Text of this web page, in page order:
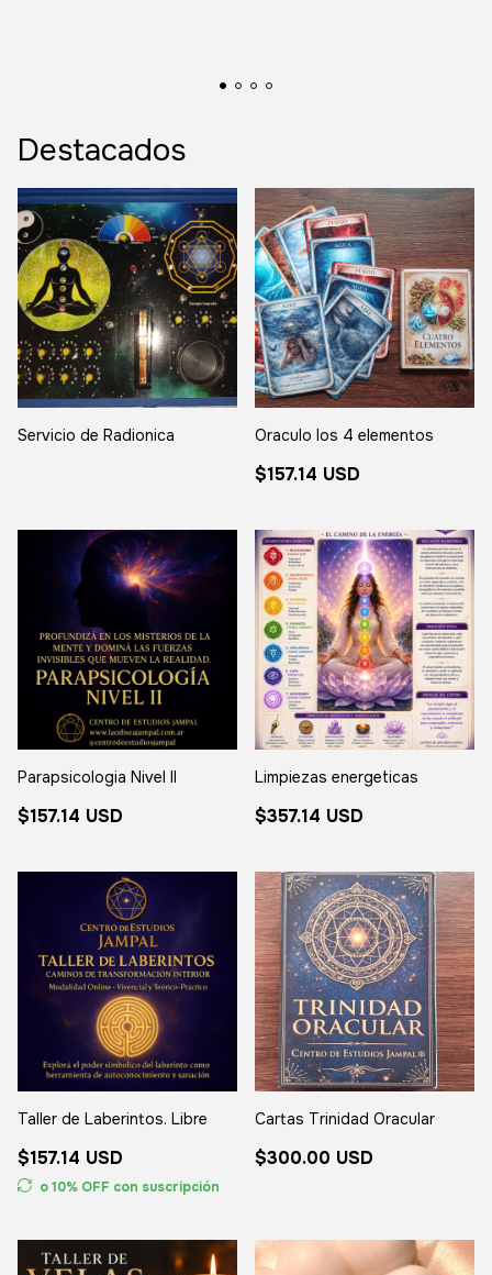
Destacados
Servicio de Radionica Oraculo los 4 elementos
$157.14 USD
Parapsicologia Nivel II
$157.14 USD
Limpiezas energeticas
$357.14 USD
Taller de Laberintos. Libre
$157.14 USD
o 10% OFF con suscripción
Cartas Trinidad Oracular
$300.00 USD